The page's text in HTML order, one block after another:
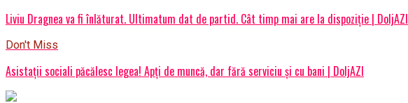
Liviu Dragnea va fi înlăturat. Ultimatum dat de partid. Cât timp mai are la dispoziție | DoljAZI
Don't Miss
Asistații sociali păcălesc legea! Apți de muncă, dar fără serviciu și cu bani | DoljAZI